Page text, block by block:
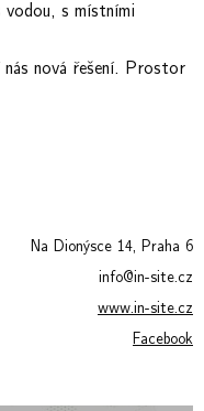
vodou, s místními
nás nová řešení. Prostor
Na Dionýsce 14, Praha 6
info@in-site.cz
www.in-site.cz
Facebook